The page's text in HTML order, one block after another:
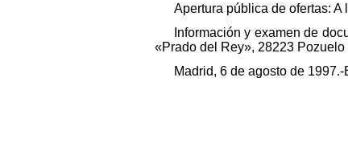
Apertura pública de ofertas:
Información y examen de
«Prado del Rey», 28223
Madrid, 6 de agosto de